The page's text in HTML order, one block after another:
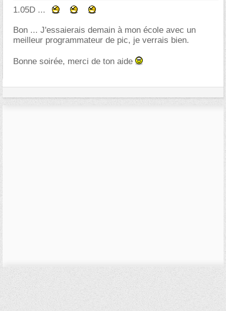
1.05D ...
Bon ... J'essaierais demain à mon école avec un
meilleur programmateur de pic, je verrais bien.
Bonne soirée, merci de ton aide